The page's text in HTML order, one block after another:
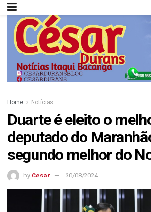
Home Notícias
Duarte é eleito o
deputado do
segundo melhor do
by Cesar 30/08/2024